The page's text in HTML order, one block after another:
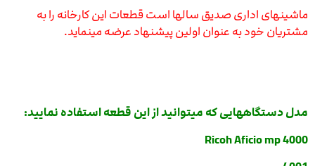
ماشینهای اداری صدیق سالها است قطعات این کارخانه را به
مشتریان خود به عنوان اولین پیشنهاد عرضه مینماید.
مدل دستگاههایی که میتوانید از این قطعه استفاده نمایید:
Ricoh Aficio mp 4000